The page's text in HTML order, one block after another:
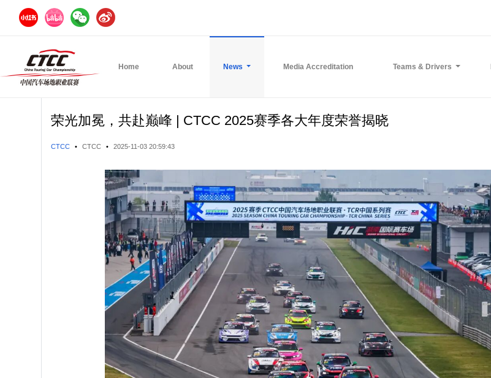
Home About News Media Accreditation Teams & Drivers
荣光加冕，共赴巅峰 | CTCC 2025赛季各大年度荣誉揭晓
CTCC • CTCC • 2025-11-03 20:59:43